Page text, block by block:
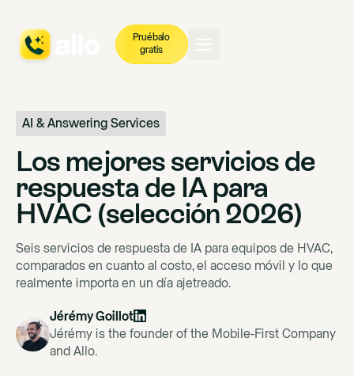
Pruébalo
gratis
AI & Answering Services
Los mejores servicios de
respuesta de IA para
HVAC (selección 2026)
Seis servicios de respuesta de IA para equipos de HVAC,
comparados en cuanto al costo, el acceso móvil y lo que
realmente importa en un día ajetreado.
Jérémy Goillot
Jérémy is the founder of the Mobile-First Company
and Allo.